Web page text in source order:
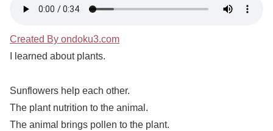
Created By ondoku3.com
I learned about plants.
Sunflowers help each other.
The plant nutrition to the animal.
The animal brings pollen to the plant.